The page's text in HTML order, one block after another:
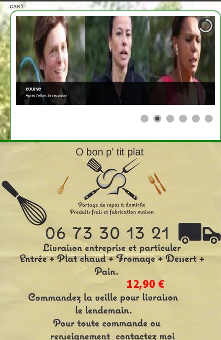
cas1
course
Après l'effort, le réconfort
clt Dossard Nom Prénom Temps Catg cltcat
647
DE ROBERT DE
BOUSQUET
1:24:03 M1H
2
22 613 FLOCH Adrien 1:07:55 M1H
M1H03
GALLEZ
CHARREYRE
Alex 1:19:10
10 655 BRUYERE Alexandre 1:03:11 SEH
69 607 DIDIER Alexandre 1:20:23 M0H
MEILLAND Alexandre
CUELLAR Alexi 56:44